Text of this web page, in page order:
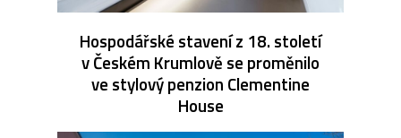
Hospodářské stavení z 18. století
v Českém Krumlově se proměnilo
ve stylový penzion Clementine
House